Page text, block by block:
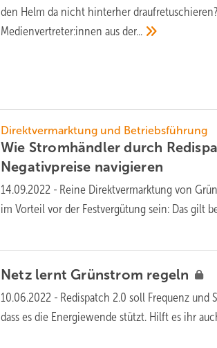
den Helm da nicht hinterher
Medienvertreter:innen ausder...
Direktvermarktung und Betriebsführung
Wie Stromhändler durch
Negativpreise navigieren
14.09.2022 - Reine Direktvermarktung von
im Vorteil vor der Festvergütung sein: Das gilt
Netz lernt Grünstrom regeln
10.06.2022 - Redispatch 2.0 soll Frequenz und
dass es die Energiewende stützt. Hilft es ihr